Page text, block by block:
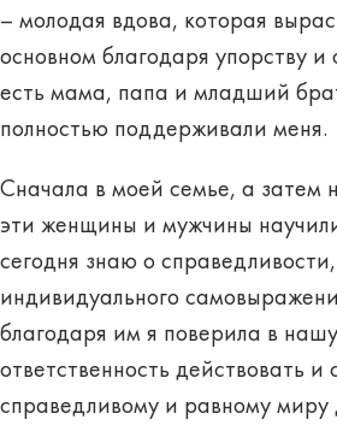
– молодая вдова, которая
основном благодаря упорству и
есть мама, папа и младший
полностью поддерживали меня.
Сначала в моей семье, а затем
эти женщины и мужчины
сегодня знаю о
индивидуального
благодаря им я поверила в
ответственность действовать и
справедливому и равному миру